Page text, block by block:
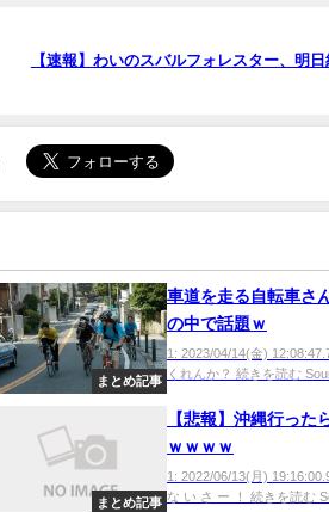
【速報】わいのスバルフォレスター、明日
まとめ記事
車道を走る自転車さ
の中で話題ｗ
1: 2023/04/14(金)
くれんか？ 続きを読む
まとめ記事
【悲報】沖縄行った
ｗｗｗｗ
1: 2022/06/13(月)
な い さ ー ！ 続きを読む